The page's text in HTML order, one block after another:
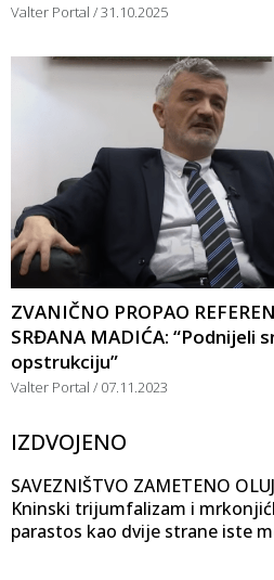
Valter Portal 31.10.2025
ZVANIČNO PROPAO
SRĐANA MADIĆA: “Podnijeli
opstrukciju”
Valter Portal 07.11.2023
IZDVOJENO
SAVEZNIŠTVO ZAMETENO
Kninski trijumfalizam i
parastos kao dvije strane iste